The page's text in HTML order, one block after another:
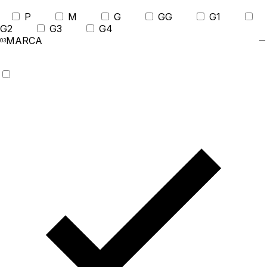
P M G GG
G1
G2
G3
G4
MARCA